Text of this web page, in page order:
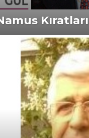
Kıratları